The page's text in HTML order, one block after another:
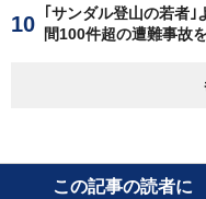
｢サンダル登山の若者
間100件超の遭難事故
この記事の読者に